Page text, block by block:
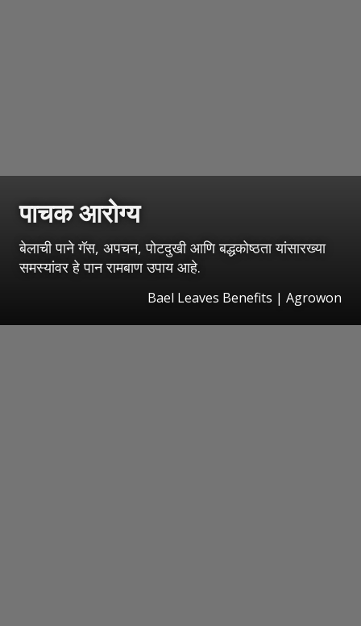
पाचक आरोग्य
बेलाची पाने गॅस, अपचन, पोटदुखी आणि बद्धकोष्ठता यांसारख्या
समस्यांवर हे पान रामबाण उपाय आहे.
Bael Leaves Benefits | Agrowon